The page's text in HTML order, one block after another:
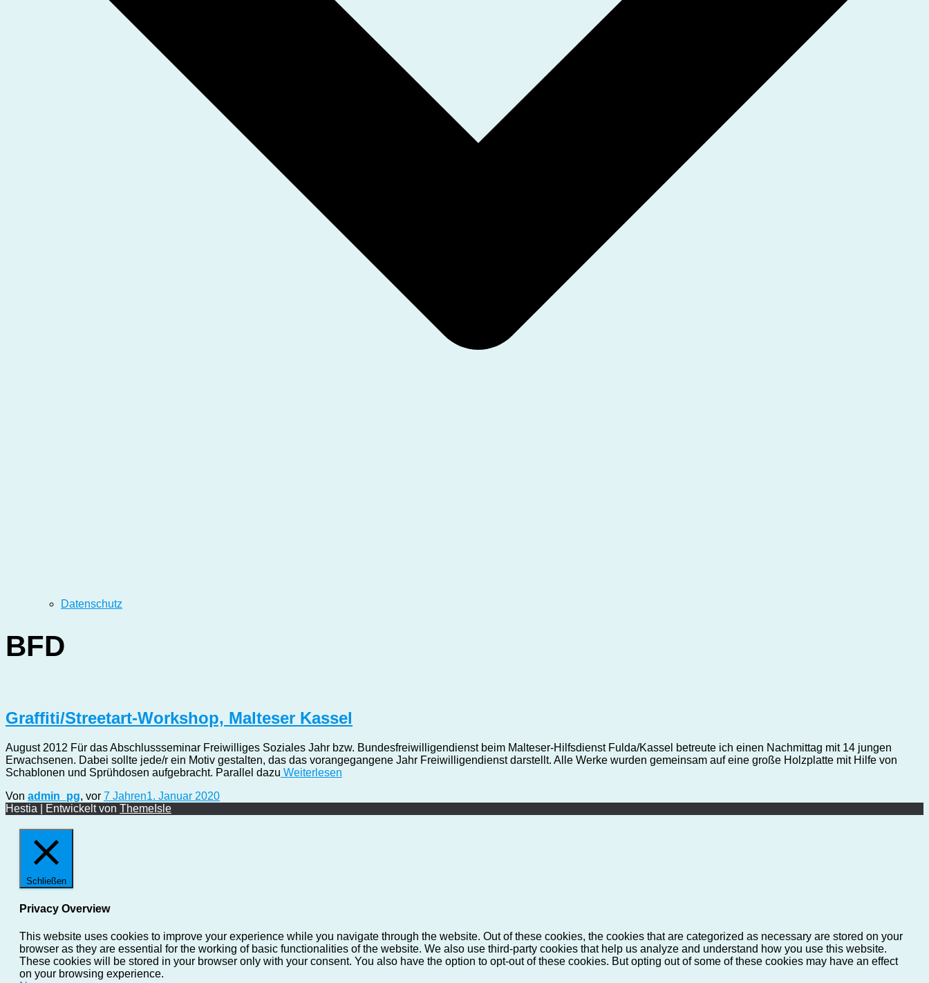
Datenschutz
BFD
Graffiti/Streetart-Workshop, Malteser Kassel
August 2012 Für das Abschlussseminar Freiwilliges Soziales Jahr bzw. Bundesfreiwilligendienst beim Malteser-Hilfsdienst Fulda/Kassel betreute ich einen Nachmittag mit 14 jungen
Erwachsenen. Dabei sollte jede/r ein Motiv gestalten, das das vorangegangene Jahr Freiwilligendienst darstellt. Alle Werke wurden gemeinsam auf eine große Holzplatte mit Hilfe von
Schablonen und Sprühdosen aufgebracht. Parallel dazu Weiterlesen
Von admin_pg, vor 7 Jahren1. Januar 2020
Hestia | Entwickelt von ThemeIsle
Schließen
Privacy Overview
This website uses cookies to improve your experience while you navigate through the website. Out of these cookies, the cookies that are categorized as necessary are stored on your
browser as they are essential for the working of basic functionalities of the website. We also use third-party cookies that help us analyze and understand how you use this website.
These cookies will be stored in your browser only with your consent. You also have the option to opt-out of these cookies. But opting out of some of these cookies may have an effect
on your browsing experience.